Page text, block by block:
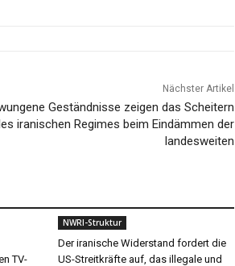
Nächster Artikel
Geständnisse zeigen das Scheitern
iranischen Regimes beim Eindämmen der
landesweiten
TV-
NWRI-Struktur
Der iranische Widerstand fordert die
US-Streitkräfte auf, das illegale und